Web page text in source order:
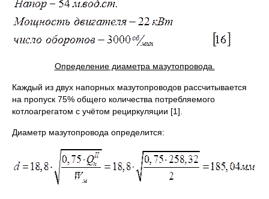
Определение диаметра мазутопровода.
Каждый из двух напорных мазутопроводов рассчитывается
на пропуск 75% общего количества потребляемого
котлоагрегатом с учётом рециркуляции [1].
Диаметр мазутопровода определится: